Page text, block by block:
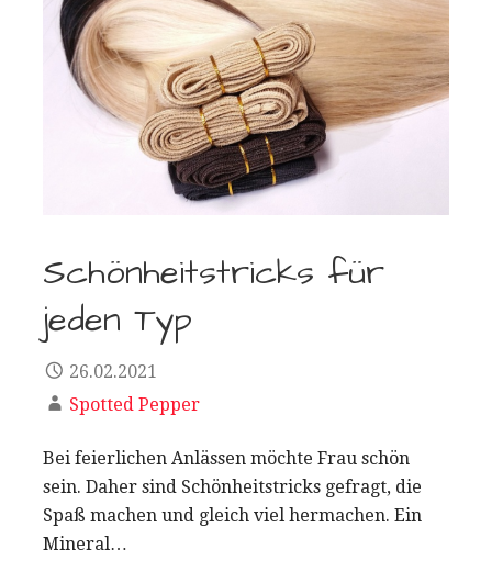
Schönheitstricks für
jeden Typ
26.02.2021
Spotted Pepper
Bei feierlichen Anlässen möchte Frau schön
sein. Daher sind Schönheitstricks gefragt, die
Spaß machen und gleich viel hermachen. Ein
Mineral…